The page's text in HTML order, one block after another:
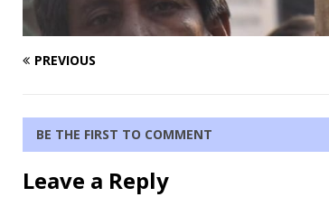
PREVIOUS
BE THE FIRST TO COMMENT
Leave a Reply